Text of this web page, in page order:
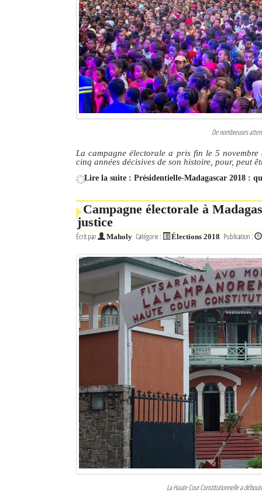
Les Petites Annonces
La Tribune de Diego en PDF
Connexion
Identifiant oublié ?
Mot de passe oublié ?
De nombreuses
La campagne électorale a pris fin le 5
cinq années décisives de son histoire, pour, peut
Lire la suite : Présidentielle-Madagascar 2018 :
Campagne électorale à
justice
Écrit par Maholy Catégorie : Élections 2018 Publication :
La Haute Cour Constitutionnelle a